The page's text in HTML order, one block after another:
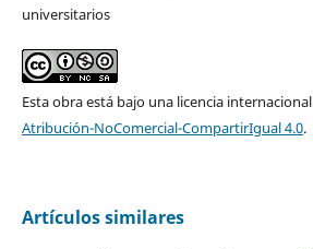
universitarios
Esta obra está bajo una licencia internacional
Atribución-NoComercial-CompartirIgual 4.0.
Artículos similares